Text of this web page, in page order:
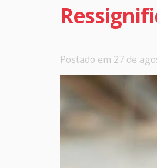
Postado em 27 de